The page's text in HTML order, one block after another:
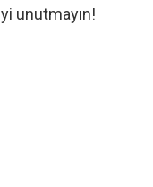
unutmayın!